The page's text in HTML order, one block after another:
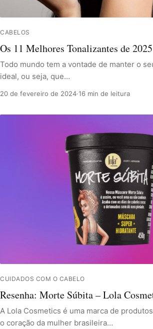
CABELOS
Os 11 Melhores Tonalizantes de 2025
Todo mundo tem a vontade de manter o
ideal, ou seja, que…
20 de fevereiro de 2024·16 min de leitura
CUIDADOS COM O CABELO
Resenha: Morte Súbita – Lola
A Lola Cosmetics é uma marca de
o coração da mulher brasileira…